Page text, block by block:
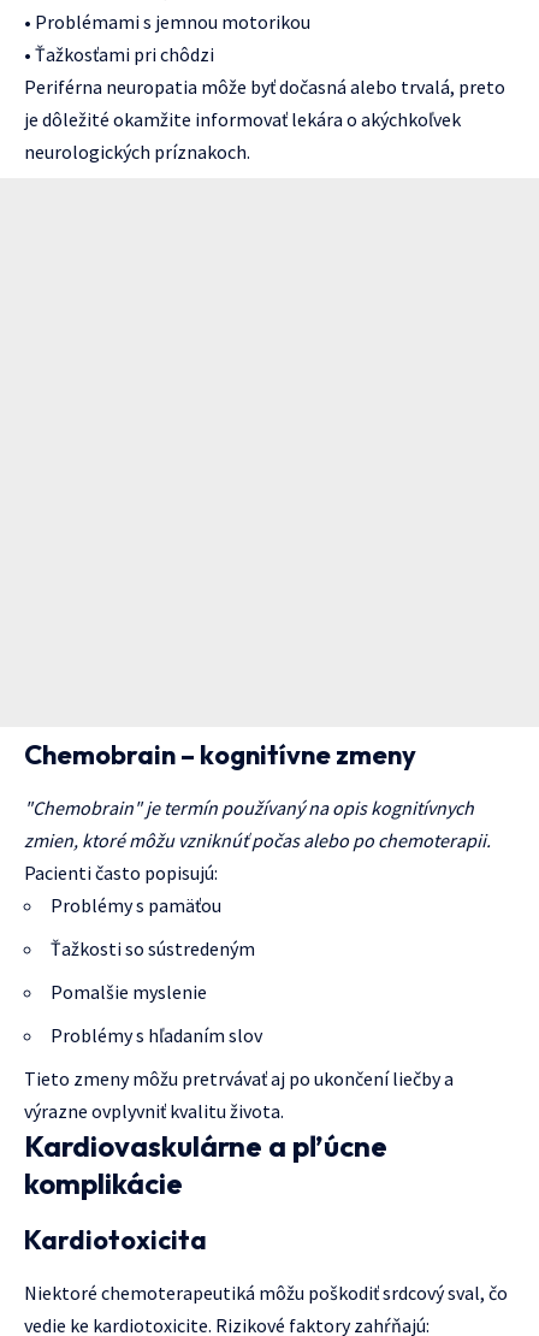
• Problémami s jemnou motorikou
• Ťažkosťami pri chôdzi
Periférna neuropatia môže byť dočasná alebo trvalá, preto
je dôležité okamžite informovať lekára o akýchkoľvek
neurologických príznakoch.
Chemobrain – kognitívne zmeny
"Chemobrain" je termín používaný na opis kognitívnych
zmien, ktoré môžu vzniknúť počas alebo po chemoterapii.
Pacienti často popisujú:
Problémy s pamäťou
Ťažkosti so sústredeným
Pomalšie myslenie
Problémy s hľadaním slov
Tieto zmeny môžu pretrvávať aj po ukončení liečby a
výrazne ovplyvniť kvalitu života.
Kardiovaskulárne a pľúcne
komplikácie
Kardiotoxicita
Niektoré chemoterapeutiká môžu poškodiť srdcový sval, čo
vedie ke kardiotoxicite. Rizikové faktory zahŕňajú: